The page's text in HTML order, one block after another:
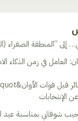
“المنطقة الصفراء
العامل في زمن الذكاء
الإنتخابات
شوفاني بمناسبة عيد